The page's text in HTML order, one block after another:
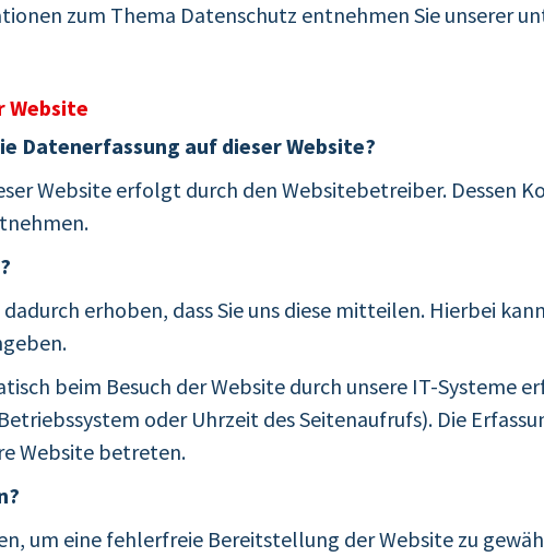
zum Thema Datenschutz entnehmen Sie unserer
Website
Datenerfassung auf dieser Website?
Website erfolgt durch den Websitebetreiber. Dessen
erhoben, dass Sie uns diese mitteilen. Hierbei
beim Besuch der Website durch unsere IT-Systeme
oder Uhrzeit des Seitenaufrufs). Die
Website betreten.
um eine fehlerfreie Bereitstellung der Website zu